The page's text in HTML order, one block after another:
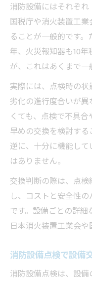
消防設備にはそれぞれ
国税庁や消火装置工
ることが一般的です
年、火災報知器も10
が、これはあくまで一
実際には、点検時の
劣化の進行度合いが
くても、点検で不具合
早めの交換を検討する
逆に、十分に機能し
はありません。
交換判断の際は、点
し、コストと安全性
です。設備ごとの詳細
日本消火装置工業会や
消防設備点検で設備
消防設備点検は、設備